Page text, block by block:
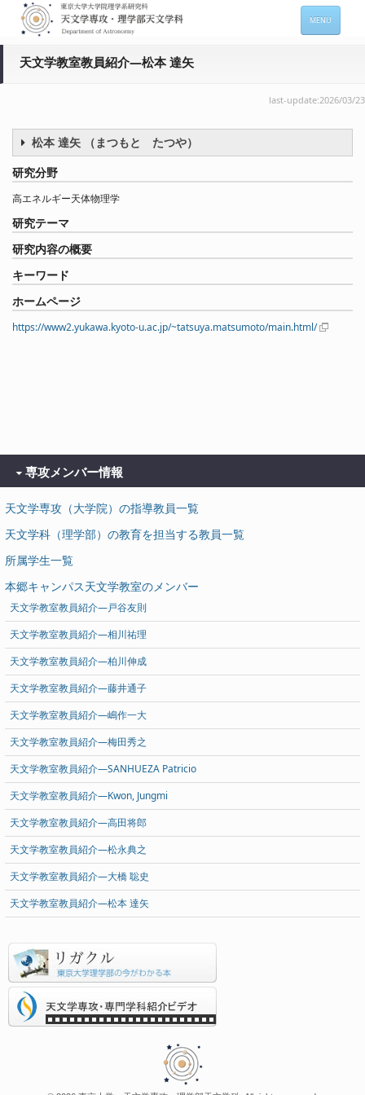
MENU
入進学希望の方
在学生向け情報
セミナー情報 (本郷)
お問い合わせ
Sitemap Japanese
天文学教室教員紹介―松本 達矢
last-update:2026/03/23
松本 達矢 （まつもと たつや）
研究分野
高エネルギー天体物理学
研究テーマ
研究内容の概要
キーワード
ホームページ
https://www2.yukawa.kyoto-u.ac.jp/~tatsuya.matsumoto/main.html/
専攻メンバー情報
天文学専攻（大学院）の指導教員一覧
天文学科（理学部）の教育を担当する教員一覧
所属学生一覧
本郷キャンパス天文学教室のメンバー
天文学教室教員紹介―戸谷友則
天文学教室教員紹介―相川祐理
天文学教室教員紹介―柏川伸成
天文学教室教員紹介―藤井通子
天文学教室教員紹介―嶋作一大
天文学教室教員紹介―梅田秀之
天文学教室教員紹介―SANHUEZA Patricio
天文学教室教員紹介―Kwon, Jungmi
天文学教室教員紹介―高田将郎
天文学教室教員紹介―松永典之
天文学教室教員紹介―大橋 聡史
天文学教室教員紹介―松本 達矢